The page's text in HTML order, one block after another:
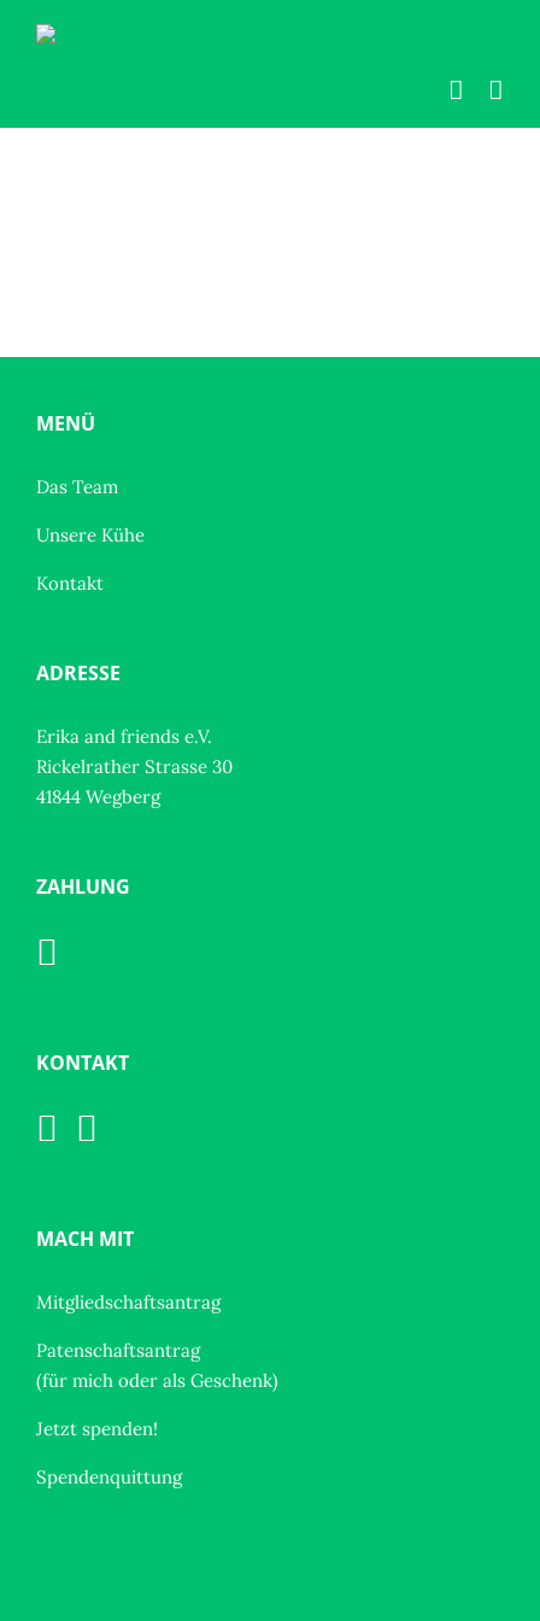
Inhalt
MENÜ
Das Team
Unsere Kühe
Kontakt
ADRESSE
Erika and friends e.V.
Rickelrather Strasse 30
41844 Wegberg
ZAHLUNG
KONTAKT
MACH MIT
Mitgliedschaftsantrag
Patenschaftsantrag
(für mich oder als Geschenk)
Jetzt spenden!
Spendenquittung